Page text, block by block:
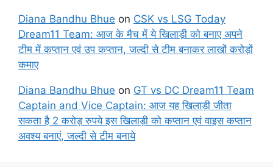
Diana Bandhu Bhue on CSK vs LSG Today
Dream11 Team: आज के मैच में ये खिलाड़ी को बनाए अपने
टीम में कप्तान एवं उप कप्तान, जल्दी से टीम बनाकर लाखों करोड़ों
कमाए
Diana Bandhu Bhue on GT vs DC Dream11 Team
Captain and Vice Captain: आज यह खिलाड़ी जीता
सकता है 2 करोड़ रुपये इस खिलाड़ी को कप्तान एवं वाइस कप्तान
अवश्य बनाएं, जल्दी से टीम बनाये